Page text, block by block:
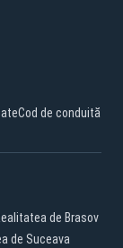
Cod de conduită
de Brasov
de Suceava